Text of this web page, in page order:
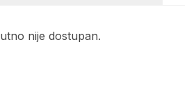
nije dostupan.